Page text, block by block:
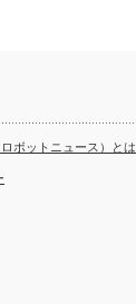
ボットニュース）とは